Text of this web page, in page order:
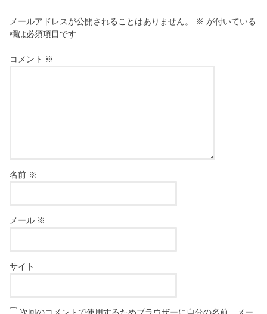
メールアドレスが公開されることはありません。 ※ が付いている
欄は必須項目です
コメント ※
名前 ※
メール ※
サイト
次回のコメントで使用するためブラウザーに自分の名前、メー